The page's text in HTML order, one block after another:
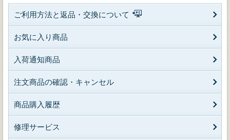
ご利用方法と返品・交換について
お気に入り商品
入荷通知商品
注文商品の確認・キャンセル
商品購入履歴
修理サービス